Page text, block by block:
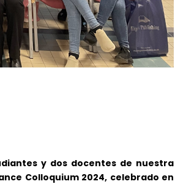
y dos docentes de nuestra
Colloquium 2024, celebrado en